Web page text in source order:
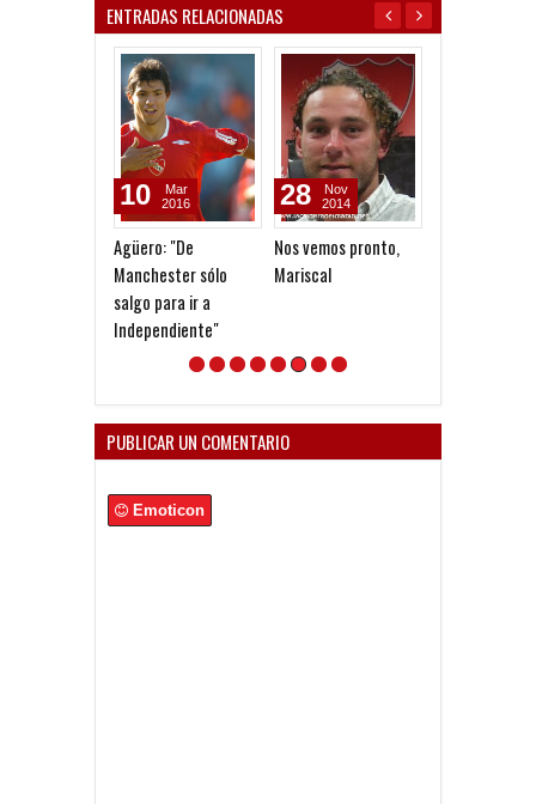
ENTRADAS RELACIONADAS
Agüero: "De
Manchester sólo
salgo para ir a
Independiente"
10
Mar
2016
Nos vemos pronto,
Mariscal
28
Nov
2014
PUBLICAR UN COMENTARIO
Emoticon